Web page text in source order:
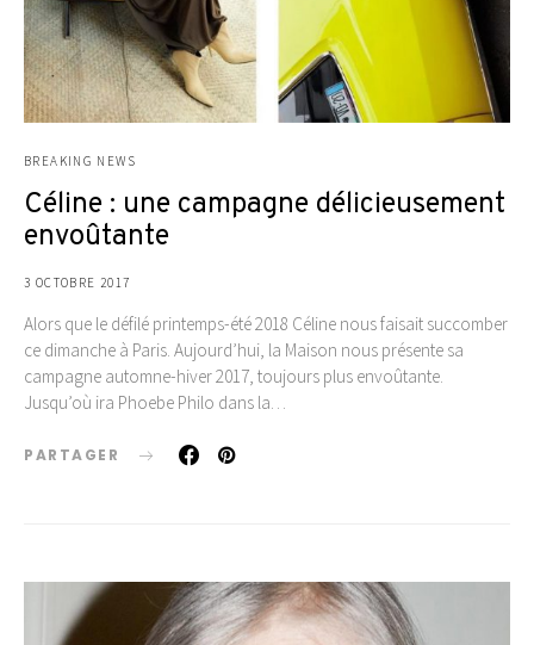
BREAKING NEWS
Céline : une campagne délicieusement
envoûtante
3 OCTOBRE 2017
Alors que le défilé printemps-été 2018 Céline nous faisait succomber
ce dimanche à Paris. Aujourd’hui, la Maison nous présente sa
campagne automne-hiver 2017, toujours plus envoûtante.
Jusqu’où ira Phoebe Philo dans la…
PARTAGER